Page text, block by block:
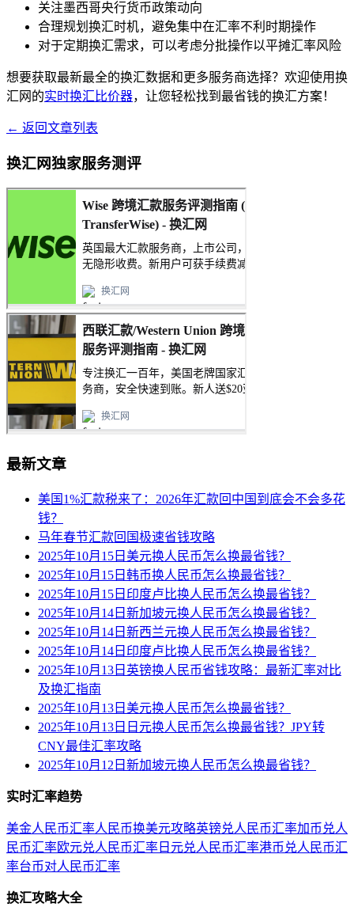
关注墨西哥央行货币政策动向
合理规划换汇时机，避免集中在汇率不利时期操作
对于定期换汇需求，可以考虑分批操作以平摊汇率风险
想要获取最新最全的换汇数据和更多服务商选择？欢迎使用换
汇网的实时换汇比价器，让您轻松找到最省钱的换汇方案！
← 返回文章列表
换汇网独家服务测评
最新文章
美国1%汇款税来了：2026年汇款回中国到底会不会多花
钱？
马年春节汇款回国极速省钱攻略
2025年10月15日美元换人民币怎么换最省钱？
2025年10月15日韩币换人民币怎么换最省钱？
2025年10月15日印度卢比换人民币怎么换最省钱？
2025年10月14日新加坡元换人民币怎么换最省钱？
2025年10月14日新西兰元换人民币怎么换最省钱？
2025年10月14日印度卢比换人民币怎么换最省钱？
2025年10月13日英镑换人民币省钱攻略：最新汇率对比
及换汇指南
2025年10月13日美元换人民币怎么换最省钱？
2025年10月13日日元换人民币怎么换最省钱？JPY转
CNY最佳汇率攻略
2025年10月12日新加坡元换人民币怎么换最省钱？
实时汇率趋势
美金人民币汇率人民币换美元攻略英镑兑人民币汇率加币兑人
民币汇率欧元兑人民币汇率 日元兑人民币汇率港币兑人民币汇
率台币对人民币汇率
换汇攻略大全